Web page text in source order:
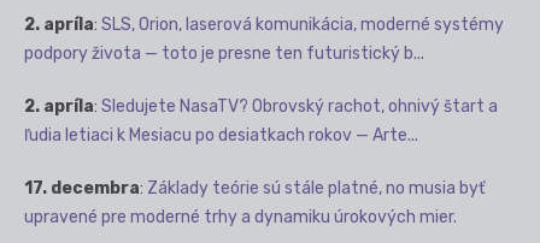
2. apríla: SLS, Orion, laserová komunikácia, moderné systémy
podpory života — toto je presne ten futuristický b...
2. apríla: Sledujete NasaTV? Obrovský rachot, ohnivý štart a
ľudia letiaci k Mesiacu po desiatkach rokov — Arte...
17. decembra: Základy teórie sú stále platné, no musia byť
upravené pre moderné trhy a dynamiku úrokových mier.